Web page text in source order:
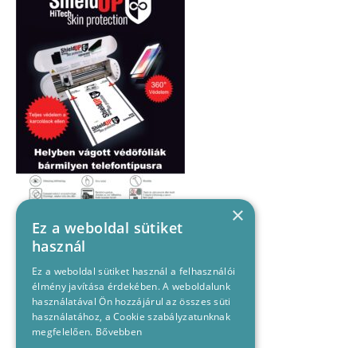
×
Ez a weboldal sütiket
használ
Ez a weboldal sütiket használ a felhasználói
élmény javítása érdekében. A weboldalunk
használatával Ön hozzájárul az összes süti
használatához, a Cookie szabályzatunknak
megfelelően. Bővebben